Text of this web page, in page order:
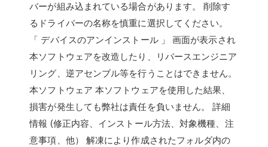
バーが組み込まれている場合があります。 削除す
るドライバーの名称を慎重に選択してください。
「 デバイスのアンインストール 」 画面が表示され
本ソフトウェアを改造したり、リバースエンジニア
リング、逆アセンブル等を行うことはできません。
本ソフトウェア 本ソフトウェアを使用した結果、
損害が発生しても弊社は責任を負いません。 詳細
情報 (修正内容、インストール方法、対象機種、注
意事項、他） 解凍により作成されたフォルダ内の